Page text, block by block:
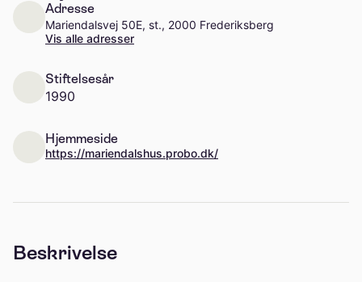
Adresse
Mariendalsvej 50E, st., 2000 Frederiksberg
Vis alle adresser
Stiftelsesår
1990
Hjemmeside
https://mariendalshus.probo.dk/
Beskrivelse